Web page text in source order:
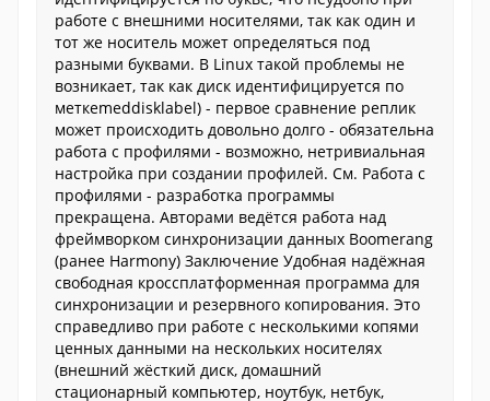
работе с внешними носителями, так как один и
тот же носитель может определяться под
разными буквами. В Linux такой проблемы не
возникает, так как диск идентифицируется по
меткеmeddisklabel) - первое сравнение реплик
может происходить довольно долго - обязательна
работа с профилями - возможно, нетривиальная
настройка при создании профилей. См. Работа с
профилями - разработка программы
прекращена. Авторами ведётся работа над
фреймворком синхронизации данных Boomerang
(ранее Harmony) Заключение Удобная надёжная
свободная кроссплатформенная программа для
синхронизации и резервного копирования. Это
справедливо при работе с несколькими копями
ценных данными на нескольких носителях
(внешний жёсткий диск, домашний
стационарный компьютер, ноутбук, нетбук,